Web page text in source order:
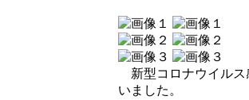
新型コロナウイルス
いました。